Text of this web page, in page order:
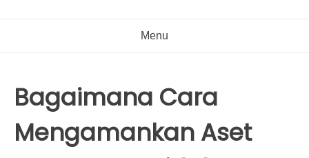
Menu
Bagaimana Cara
Mengamankan Aset